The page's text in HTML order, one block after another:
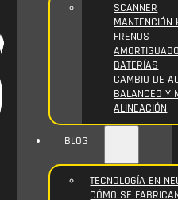
SCANNER
MANTENCIÓN
FRENOS
BATERÍAS
CAMBIO DE
BALANCEO Y
ALINEACIÓN
BLOG
TECNOLOGÍA EN
CÓMO SE